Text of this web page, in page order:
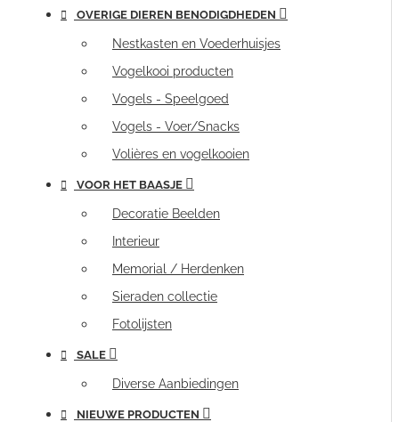
OVERIGE DIEREN BENODIGDHEDEN
Nestkasten en Voederhuisjes
Vogelkooi producten
Vogels - Speelgoed
Vogels - Voer/Snacks
Volières en vogelkooien
VOOR HET BAASJE
Decoratie Beelden
Interieur
Memorial / Herdenken
Sieraden collectie
Fotolijsten
SALE
Diverse Aanbiedingen
NIEUWE PRODUCTEN